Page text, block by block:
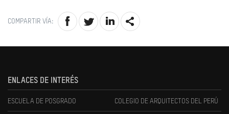
COMPARTIR VÍA:
ENLACES DE INTERÉS
ESCUELA DE POSGRADO COLEGIO DE ARQUITECTOS DEL PERÚ